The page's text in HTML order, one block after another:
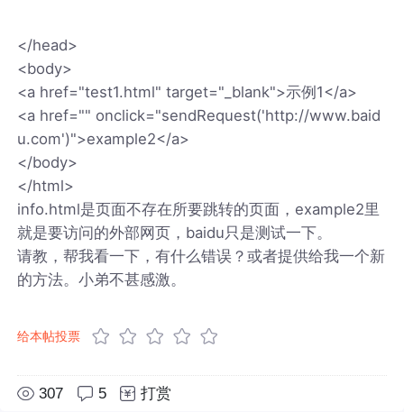
</head>
<body>
<a href="test1.html" target="_blank">示例1</a>
<a href="" onclick="sendRequest('http://www.baid
u.com')">example2</a>
</body>
</html>
info.html是页面不存在所要跳转的页面，example2里
就是要访问的外部网页，baidu只是测试一下。
请教，帮我看一下，有什么错误？或者提供给我一个新
的方法。小弟不甚感激。
给本帖投票
307 5 打赏